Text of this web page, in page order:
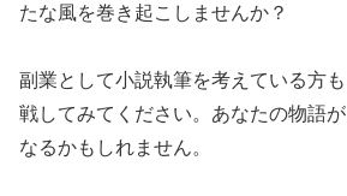
たな風を巻き起こしませんか？
副業として小説執筆を考えている方
戦してみてください。あなたの物語
なるかもしれません。